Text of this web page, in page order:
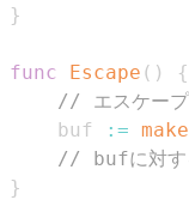
}
func Escape ( )
{
// エスケープ
    buf
:= make
// bufに対す
}